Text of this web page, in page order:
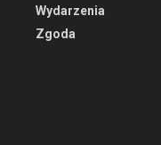
Wydarzenia
Zgoda